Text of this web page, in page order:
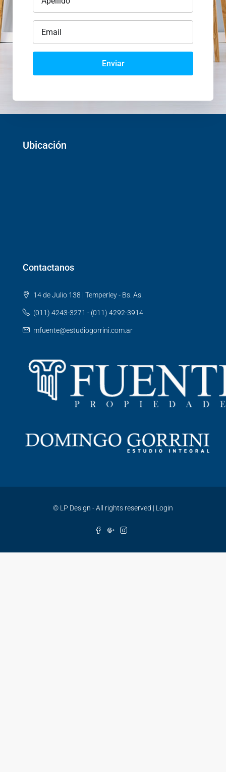
Enviar
Ubicación
Contactanos
14 de Julio 138 | Temperley - Bs. As.
(011) 4243-3271 - (011) 4292-3914
mfuente@estudiogorrini.com.ar
© LP Design - All rights reserved | Login